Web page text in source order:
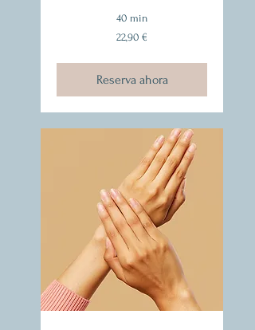
40 min
22,90 €
Reserva ahora